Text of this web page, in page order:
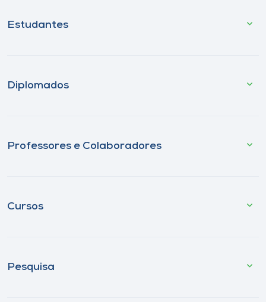
Estudantes
Diplomados
Professores e Colaboradores
Cursos
Pesquisa